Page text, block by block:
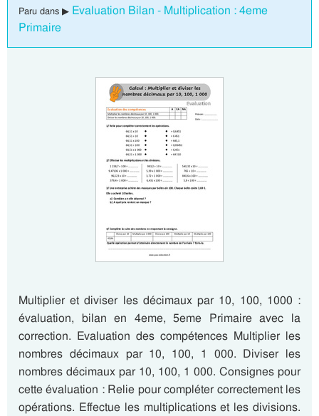
Paru dans ▶ Evaluation Bilan - Multiplication : 4eme
Primaire
Multiplier et diviser les décimaux par 10, 100, 1000 :
évaluation, bilan en 4eme, 5eme Primaire avec la
correction. Evaluation des compétences Multiplier les
nombres décimaux par 10, 100, 1 000. Diviser les
nombres décimaux par 10, 100, 1 000. Consignes pour
cette évaluation : Relie pour compléter correctement les
opérations. Effectue les multiplications et les divisions.